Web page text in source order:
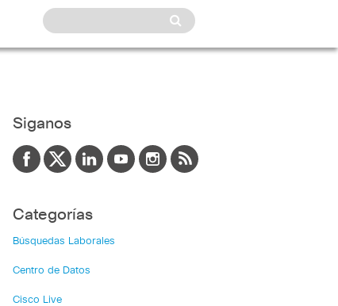
Siganos
Categorías
Búsquedas Laborales
Centro de Datos
Cisco Live